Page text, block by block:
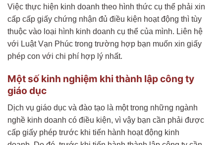
Việc thực hiện kinh doanh theo hình thức cụ thể phải xin
cấp cấp giấy chứng nhận đủ điều kiện hoạt động thì tùy
thuộc vào loại hình kinh doanh cụ thể của mình. Liên hệ
với Luật Vạn Phúc trong trường hợp bạn muốn xin giấy
phép con với chi phí hợp lý nhất.
Một số kinh nghiệm khi thành lập công ty
giáo dục
Dịch vụ giáo dục và đào tạo là một trong những ngành
nghề kinh doanh có điều kiện, vì vậy bạn cần phải được
cấp giấy phép trước khi tiến hành hoạt động kinh